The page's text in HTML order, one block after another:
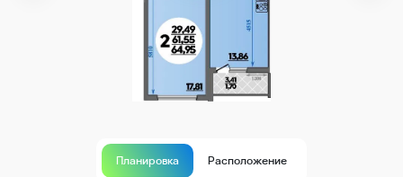
Планировка Расположение